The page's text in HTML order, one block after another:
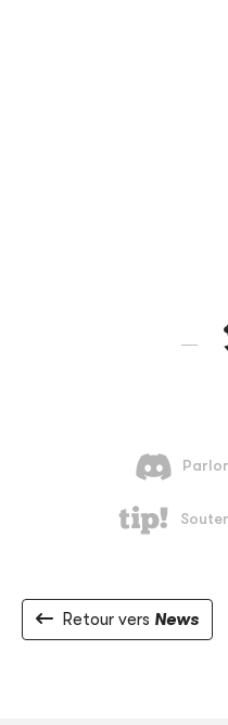
Retour vers News